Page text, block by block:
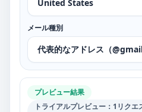
United States
メール種別
代表的なアドレス（
プレビュー結果
トライアルプレビュー：1リク